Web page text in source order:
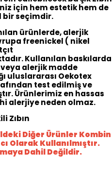
için hem estetik hem de
bir seçimdir.
ürünlerde, alerjik
freenickel ( nikel
Kullanılan baskılarda
alerjik madde
uluslararası Oekotex
test edilmiş ve
Ürünlerimiz en hassas
alerjiye neden olmaz.
Zıbın
Diğer Ürünler Kombin
Olarak Kullanılmıştır.
Dahil Değildir.